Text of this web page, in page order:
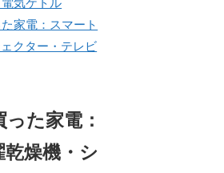
気ケトル
家電：スマート
クター・テレビ
た家電：
燥機・シ